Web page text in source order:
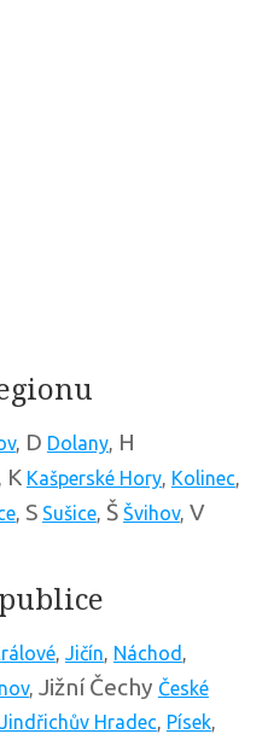
, D Dolany, H
, K Kašperské Hory, Kolinec,
, S Sušice, Š Švihov, V
, Jičín, Náchod ,
, Jižní Čechy České
Jindřichův Hradec, Písek,